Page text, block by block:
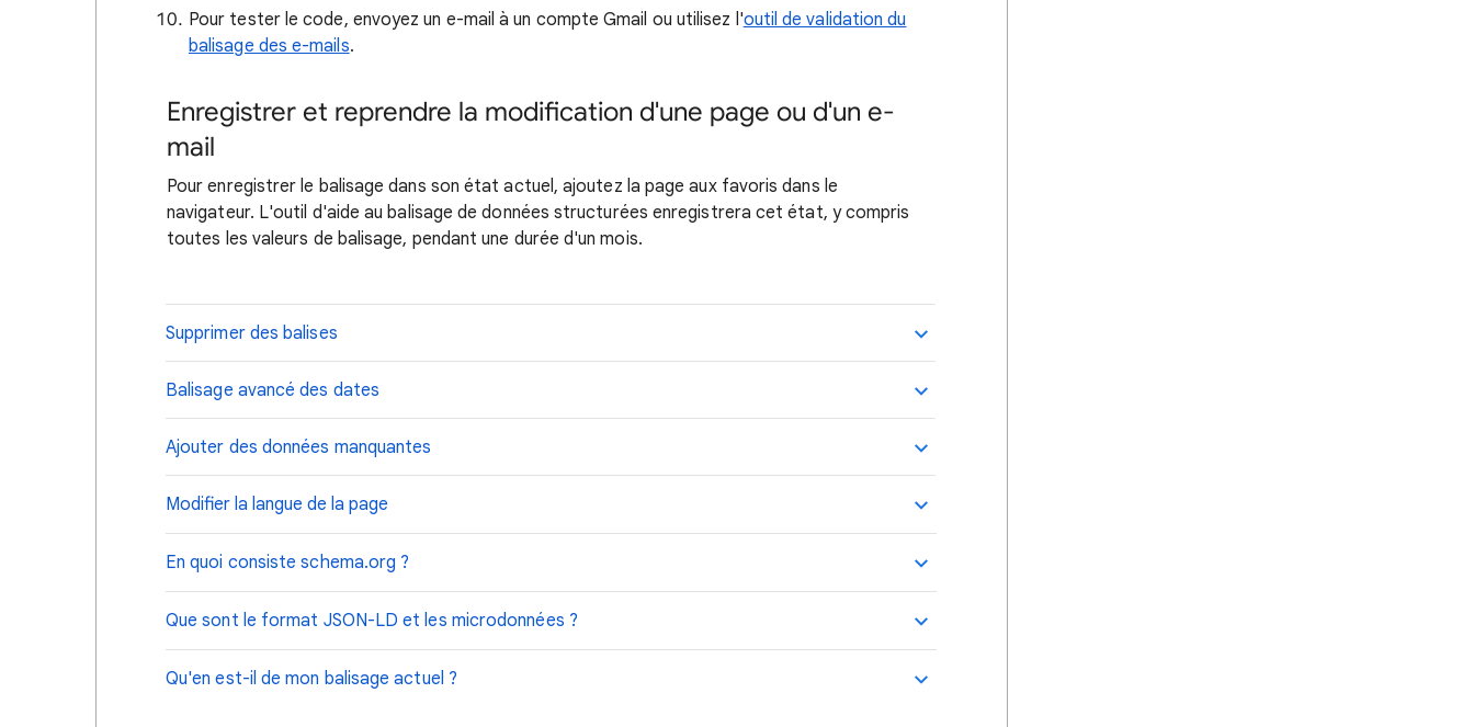
Pour tester le code, envoyez un e-mail à un compte Gmail ou utilisez l'outil de validation du
balisage des e-mails.
Enregistrer et reprendre la modification d'une page ou d'un e-
mail
Pour enregistrer le balisage dans son état actuel, ajoutez la page aux favoris dans le
navigateur. L'outil d'aide au balisage de données structurées enregistrera cet état, y compris
toutes les valeurs de balisage, pendant une durée d'un mois.
Supprimer des balises
Balisage avancé des dates
Ajouter des données manquantes
Modifier la langue de la page
En quoi consiste schema.org ?
Que sont le format JSON-LD et les microdonnées ?
Qu'en est-il de mon balisage actuel ?